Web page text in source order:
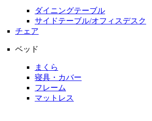
ダイニングテーブル
サイドテーブル/オフィスデスク
チェア
ベッド
まくら
寝具・カバー
フレーム
マットレス